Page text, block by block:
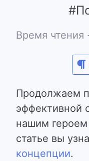
Время чтения
Продолжаем
эффективной
нашим
статье вы
концепции.